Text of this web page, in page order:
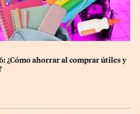
¿Cómo ahorrar al comprar útiles y